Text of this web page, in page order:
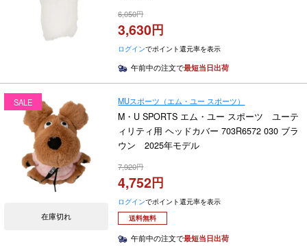
6,050
3,630
ログインでポイント還元率を表示
午前中の注文で最短当日出荷
SALE
在庫切れ
MUスポーツ（エム・ユー スポーツ）
M・U SPORTS エム・ユー スポーツ ユーテ
ィリティ用 ヘッドカバー 703R6572 030 ブラ
ウン 2025年モデル
7,920
4,752
ログインでポイント還元率を表示
送料無料
午前中の注文で最短当日出荷